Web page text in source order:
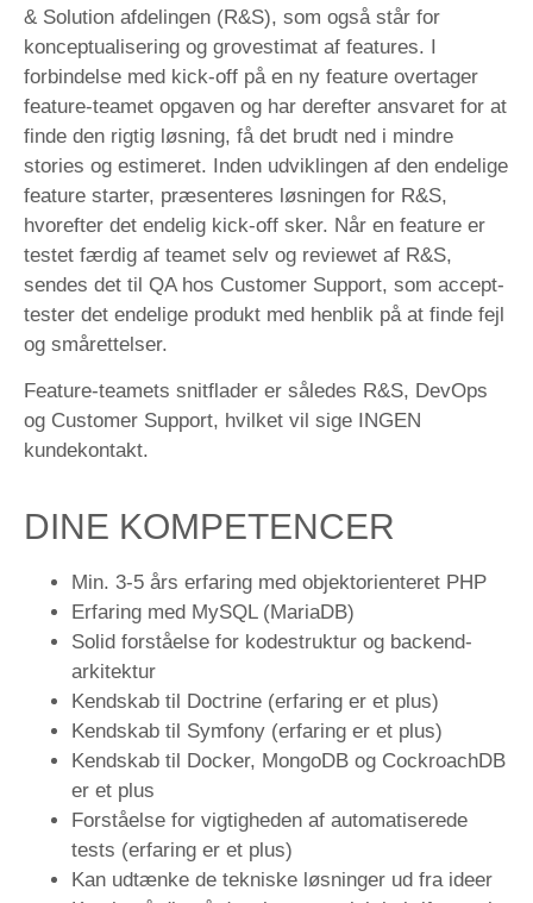
& Solution afdelingen (R&S), som også står for
konceptualisering og grovestimat af features. I
forbindelse med kick-off på en ny feature overtager
feature-teamet opgaven og har derefter ansvaret for at
finde den rigtig løsning, få det brudt ned i mindre
stories og estimeret. Inden udviklingen af den endelige
feature starter, præsenteres løsningen for R&S,
hvorefter det endelig kick-off sker. Når en feature er
testet færdig af teamet selv og reviewet af R&S,
sendes det til QA hos Customer Support, som accept-
tester det endelige produkt med henblik på at finde fejl
og smårettelser.
Feature-teamets snitflader er således R&S, DevOps
og Customer Support, hvilket vil sige INGEN
kundekontakt.
DINE KOMPETENCER
Min. 3-5 års erfaring med objektorienteret PHP
Erfaring med MySQL (MariaDB)
Solid forståelse for kodestruktur og backend-
arkitektur
Kendskab til Doctrine (erfaring er et plus)
Kendskab til Symfony (erfaring er et plus)
Kendskab til Docker, MongoDB og CockroachDB
er et plus
Forståelse for vigtigheden af automatiserede
tests (erfaring er et plus)
Kan udtænke de tekniske løsninger ud fra ideer